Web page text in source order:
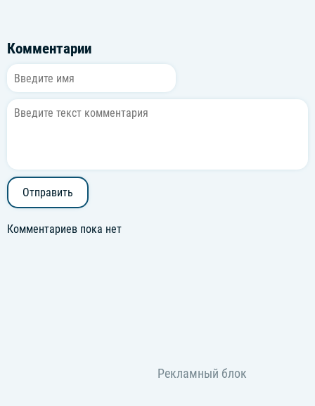
Комментарии
Отправить
Комментариев пока нет